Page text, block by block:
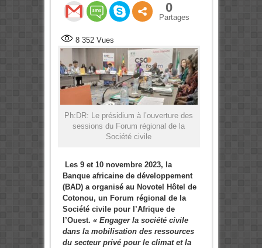
0
Partages
8 352Vues
Ph:DR: Le présidium à l’ouverture des
sessions du Forum régional de la
Société civile
Les 9 et 10 novembre 2023, la
Banque africaine de développement
(BAD) a organisé au Novotel Hôtel de
Cotonou, un Forum régional de la
Société civile pour l’Afrique de
l’Ouest. « Engager la société civile
dans la mobilisation des ressources
du secteur privé pour le climat et la